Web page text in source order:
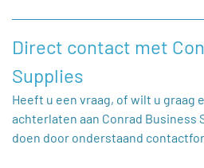
Direct contact met
Supplies
Heeft u een vraag, of wilt u graag
achterlaten aan Conrad Business
doen door onderstaand